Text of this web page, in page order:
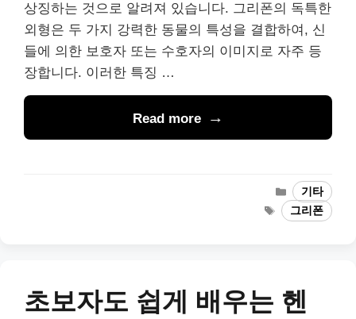
상징하는 것으로 알려져 있습니다. 그리폰의 독특한
외형은 두 가지 강력한 동물의 특성을 결합하여, 신
들에 의한 보호자 또는 수호자의 이미지로 자주 등
장합니다. 이러한 특징 …
Read more
Categories
기타
Tags그리폰
초보자도 쉽게 배우는 헨